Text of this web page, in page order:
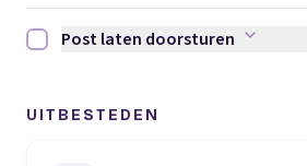
Post laten doorsturen afvinken
Post laten doorsturen
UITBESTEDEN